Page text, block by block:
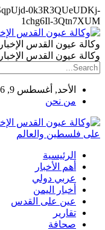
0k3R3QUeUDKj-
1chg6Il-3Qtn7XUM
وكالة عيون القدس
وكالة عيون القدس
الأحد, أغسطس 9, 2026
من نحن
على فلسطين والعالم
الرئيسية
أهم الأخبار
عربي دولي
أخبار اليمن
عين على القدس
تقارير
صحافة